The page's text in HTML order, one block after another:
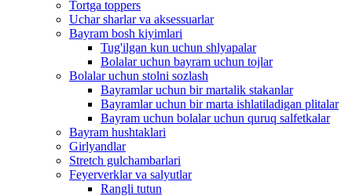
Tortga toppers
Uchar sharlar va aksessuarlar
Bayram bosh kiyimlari
Tug'ilgan kun uchun shlyapalar
Bolalar uchun bayram uchun tojlar
Bolalar uchun stolni sozlash
Bayramlar uchun bir martalik stakanlar
Bayramlar uchun bir marta ishlatiladigan plitalar
Bayram uchun bolalar uchun quruq salfetkalar
Bayram hushtaklari
Girlyandlar
Stretch gulchambarlari
Feyerverklar va salyutlar
Rangli tutun